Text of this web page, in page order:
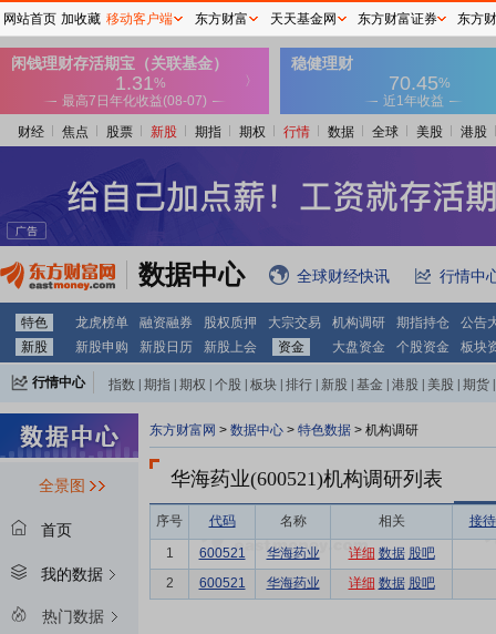
财经 焦点 股票 新股 期指 期权 行情 数据 全球 美股 港股
数据中心 全球财经快讯 行情中
特色 龙虎榜单 融资融券 股权质押 大宗交易 机构调研 期指持仓
公告
新股
新股申购 新股日历 新股上会 资金 大盘资金 个股资金 板块
行情中心 指数 期指 期权 个股 板块 排行 新股 基金 港股 美股 期货
全景图
首页
我的数据
热门数据
东方财富网 > 数据中心 > 特色数据 > 机构调研
华海药业(600521)机构调研列表
序号 代码 名称 相关 接
1 600521 华海药业 详细 数据 股吧
2
600521 华海药业 详细 数据 股吧
网站首页 加收藏 移动客户端 东方财富 天天基金网 东方财富证券 东方